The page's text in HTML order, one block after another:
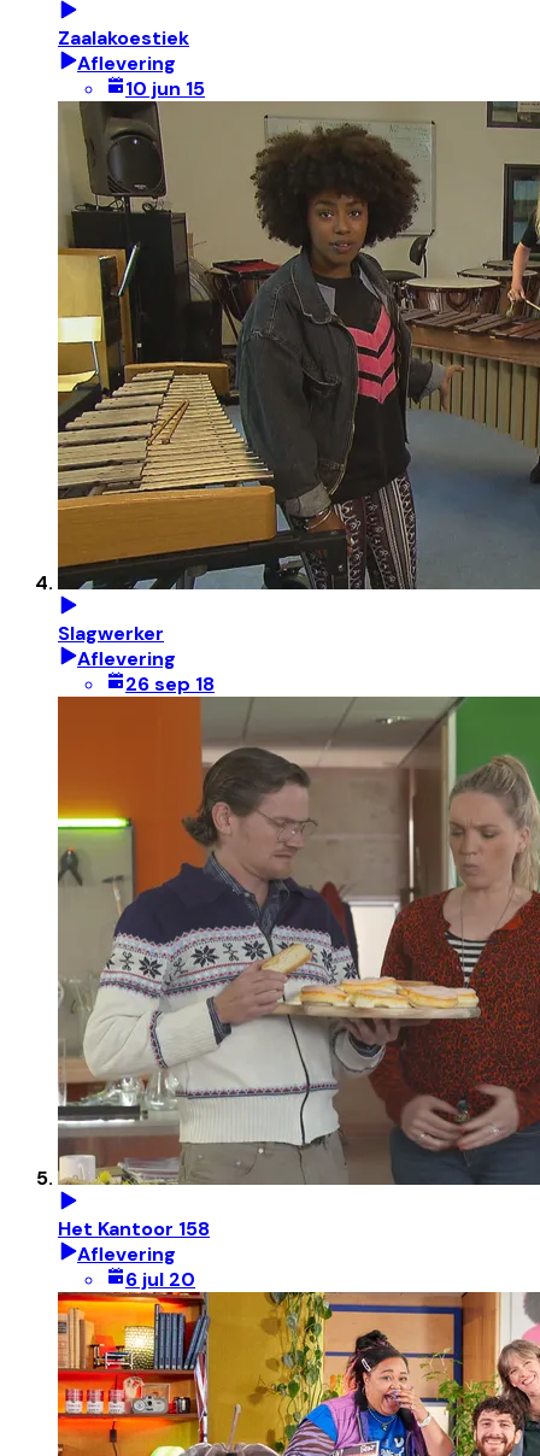
Zaalakoestiek
Aflevering
10 jun 15
Slagwerker
Aflevering
26 sep 18
Het Kantoor 158
Aflevering
6 jul 20